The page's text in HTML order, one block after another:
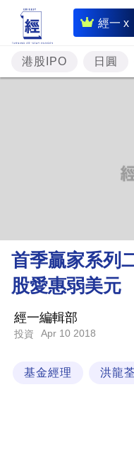
經一 x
即
時
財
經
理
財
商
科
港股IPO 日圓
首季贏家系列
股愛惠弱美元
經一編輯部
投資 Apr 10 2018
基金經理 洪龍